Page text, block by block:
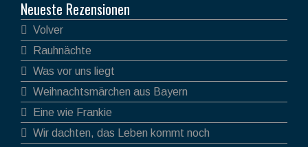
Neueste Rezensionen
Volver
Rauhnächte
Was vor uns liegt
Weihnachtsmärchen aus Bayern
Eine wie Frankie
Wir dachten, das Leben kommt noch